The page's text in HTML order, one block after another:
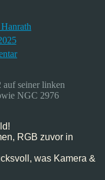
zu
Messier
–
Weitfeld,
auf seiner linken
NGC 2976
RGB zuvor in
was Kamera &